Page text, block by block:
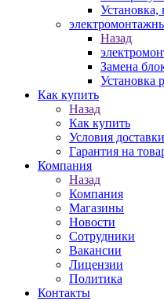
Установка,
Назад
Замена
Установка
Как купить
Назад
Как купить
Условия доставки
Гарантия на
Компания
Назад
Компания
Магазины
Новости
Сотрудники
Вакансии
Лицензии
Политика
Контакты